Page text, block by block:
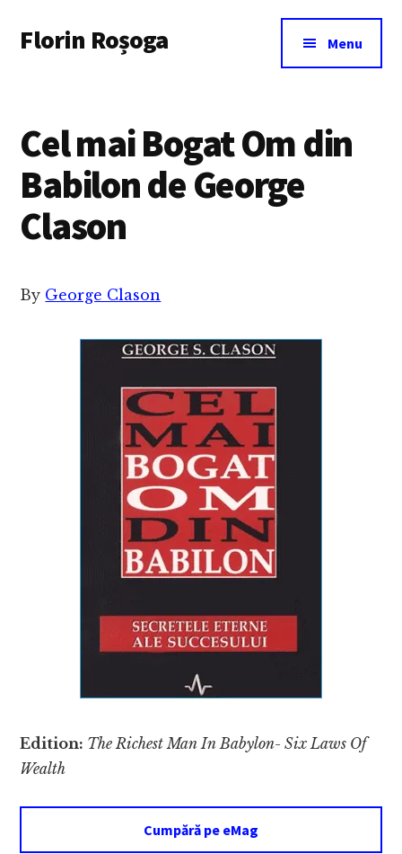
main
menu
Florin Roșoga Menu
Cel mai Bogat Om din
Babilon de George
Clason
By George Clason
Edition: The Richest Man In Babylon- Six Laws Of
Wealth
Cumpără pe eMag